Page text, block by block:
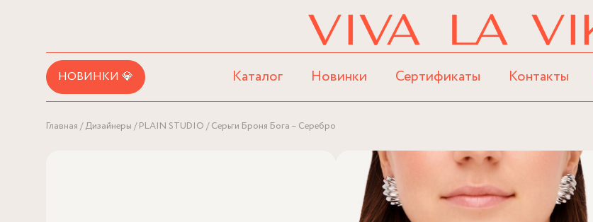
НОВИНКИ 💎 Каталог Новинки Сертификаты Контакты
Главная Дизайнеры PLAIN STUDIO Серьги Броня Бога – Серебро